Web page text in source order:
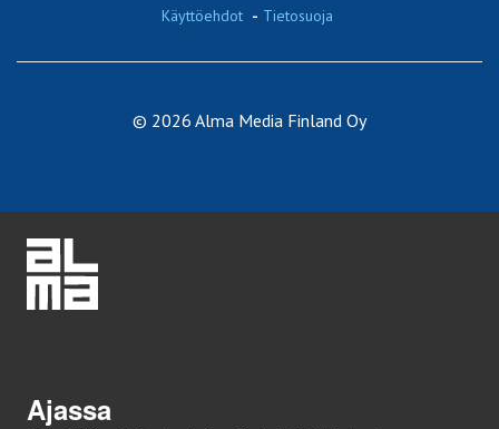
Käyttöehdot - Tietosuoja
© 2026 Alma Media Finland Oy